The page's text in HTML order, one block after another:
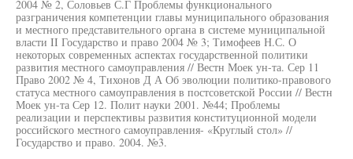
2004 № 2, Соловьев С.Г Проблемы функционального
разграничения компетенции главы муниципального образования
и местного представительного органа в системе муниципальной
власти II Государство и право 2004 № 3; Тимофеев Н.С. О
некоторых современных аспектах государственной политики
развития местного самоуправления // Вестн Моек ун-та. Сер 11
Право 2002 № 4, Тихонов Д А Об эволюции политико-правового
статуса местного самоуправления в постсоветской России // Вестн
Моек ун-та Сер 12. Полит науки 2001. №44; Проблемы
реализации и перспективы развития конституционной модели
российского местного самоуправления- «Круглый стол» //
Государство и право. 2004. №3.